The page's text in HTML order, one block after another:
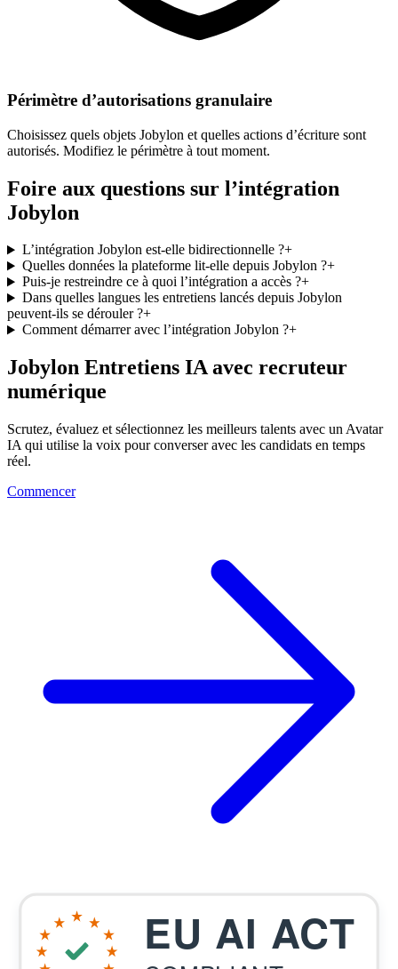
Périmètre d’autorisations granulaire
Choisissez quels objets Jobylon et quelles actions d’écriture sont
autorisés. Modifiez le périmètre à tout moment.
Foire aux questions sur l’intégration
Jobylon
L’intégration Jobylon est‑elle bidirectionnelle ?+
Quelles données la plateforme lit‑elle depuis Jobylon ?+
Puis‑je restreindre ce à quoi l’intégration a accès ?+
Dans quelles langues les entretiens lancés depuis Jobylon
peuvent‑ils se dérouler ?+
Comment démarrer avec l’intégration Jobylon ?+
Jobylon Entretiens IA avec recruteur
numérique
Scrutez, évaluez et sélectionnez les meilleurs talents avec un Avatar
IA qui utilise la voix pour converser avec les candidats en temps
réel.
Commencer
EU AI ACT